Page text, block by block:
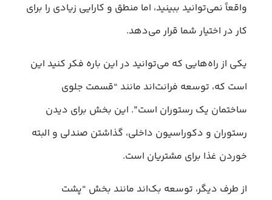
واقعاً نمی‌توانید ببینید، اما منطق و کارایی زیادی را برای
کار در اختیار شما قرار می‌دهد.
یکی از راه‌هایی که می‌توانید در این باره فکر کنید این
است که، توسعه فرانت‌اند مانند “قسمت جلوی
ساختمان یک رستوران است”. این بخش برای دیدن
رستوران و دکوراسیون داخلی، گذاشتن صندلی و البته
خوردن غذا برای مشتریان است.
از طرف دیگر، توسعه‌ بک‌اند مانند بخش “پشت